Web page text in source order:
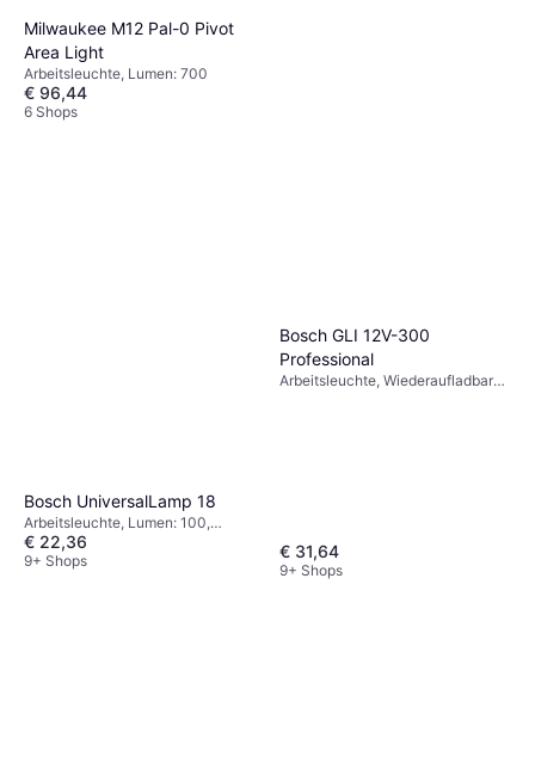
Milwaukee M12 Pal-0 Pivot
Area Light
Arbeitsleuchte, Lumen: 700
€ 96,44
6 Shops
Bosch UniversalLamp 18
Arbeitsleuchte, Lumen: 100,
Gewicht: 300g
€ 22,36
9+ Shops
Bosch GLI 12V-300
Professional
Arbeitsleuchte, Wiederaufladbare
€ 31,64
9+ Shops